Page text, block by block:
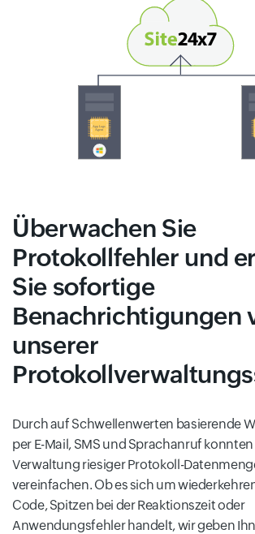
Überwachen Sie
Protokollfehler und
Sie sofortige
Benachrichtigungen
unserer
Durch auf Schwellenwerten basierende
per E-Mail, SMS und Sprachanruf
Verwaltung riesiger Protokoll-
vereinfachen. Ob es sich um
Code, Spitzen bei der Reaktionszeit oder
Anwendungsfehler handelt, wir geben